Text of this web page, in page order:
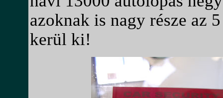
azoknak is nagy része az
kerül ki!